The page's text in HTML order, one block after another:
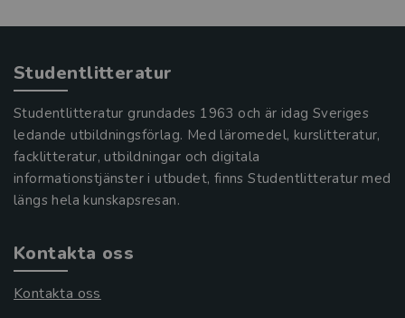
Studentlitteratur
Studentlitteratur grundades 1963 och är idag Sveriges
ledande utbildningsförlag. Med läromedel, kurslitteratur,
facklitteratur, utbildningar och digitala
informationstjänster i utbudet, finns Studentlitteratur med
längs hela kunskapsresan.
Kontakta oss
Kontakta oss